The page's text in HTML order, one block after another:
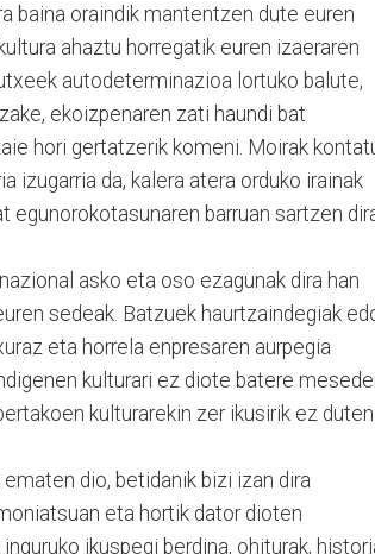
baina oraindik mantentzen dute euren
ahaztu horregatik euren izaeraren
autodeterminazioa lortuko balute,
ekoizpenaren zati haundi bat
hori gertatzerik komeni. Moirak
izugarria da, kalera atera orduko irainak
barruan sartzen
asko eta oso ezagunak dira han
sedeak. Batzuek haurtzaindegiak
eta horrela enpresaren aurpegia
kulturari ez diote batere
kulturarekin zer ikusirik ez duten
dio, betidanik bizi izan dira
eta hortik dator dioten
ikuspegi berdina, ohiturak,